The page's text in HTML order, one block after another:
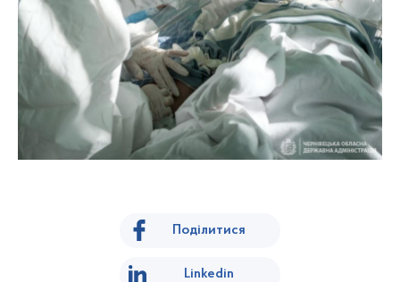
Поділитися
Linkedin